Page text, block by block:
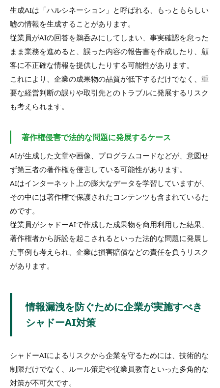
生成AIは「ハルシネーション」と呼ばれる、もっともらしい
嘘の情報を生成することがあります。
従業員がAIの回答を鵜呑みにしてしまい、事実確認を怠った
まま業務を進めると、誤った内容の報告書を作成したり、顧
客に不正確な情報を提供したりする可能性があります。
これにより、企業の成果物の品質が低下するだけでなく、重
要な経営判断の誤りや取引先とのトラブルに発展するリスク
も考えられます。
著作権侵害で法的な問題に発展するケース
AIが生成した文章や画像、プログラムコードなどが、意図せ
ず第三者の著作権を侵害している可能性があります。
AIはインターネット上の膨大なデータを学習していますが、
その中には著作権で保護されたコンテンツも含まれているた
めです。
従業員がシャドーAIで作成した成果物を商用利用した結果、
著作権者から訴訟を起こされるといった法的な問題に発展し
た事例も考えられ、企業は損害賠償などの責任を負うリスク
があります。
情報漏洩を防ぐために企業が実施すべき
シャドーAI対策
シャドーAIによるリスクから企業を守るためには、技術的な
制限だけでなく、ルール策定や従業員教育といった多角的な
対策が不可欠です。